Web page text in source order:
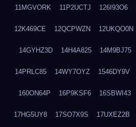
11MGVORK 11P2UCTJ 126I93O6
12K469CE 12QCPWZN 12UKQO0N
14GYHZ3D 14H4A825 14M9BJ75
14PRLC85 14WY7OYZ 1546DY9V
160ON64P 16P9KSF6 16SBWI43
17HG5UY8 17SO7X9S 17UXEZ2B